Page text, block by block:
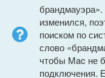
изменился,
поиском по
слово
чтобы Mac не
подключения.